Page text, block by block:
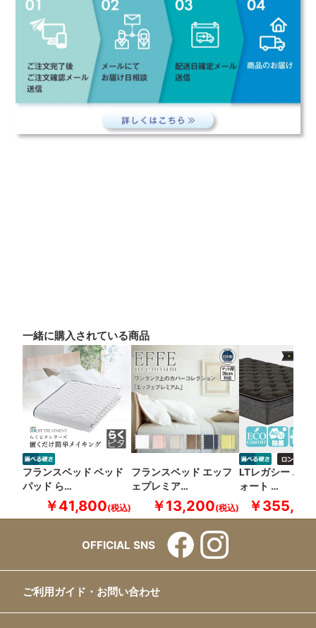
一緒に購入されている商品
フランスベッド ベッド
パッド ら…
￥41,800
フランスベッド エッフ
ェプレミア…
￥13,200
LTレガシー エコ
ォート …
￥
OFFICIAL SNS
ご利用ガイド・お問い合わせ